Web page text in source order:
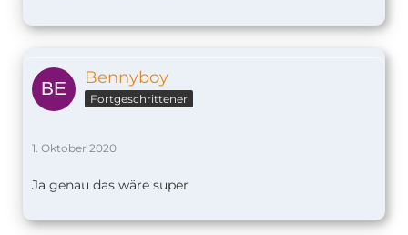
Bennyboy
Fortgeschrittener
1. Oktober 2020
Ja genau das wäre super